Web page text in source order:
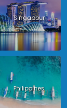
Singapour
Philippines